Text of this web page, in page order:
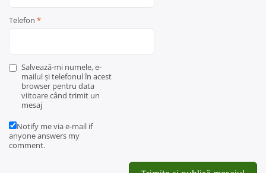
Telefon *
Salvează-mi numele, e-
mailul și telefonul în acest
browser pentru data
viitoare când trimit un
mesaj
Notify me via e-mail if
anyone answers my
comment.